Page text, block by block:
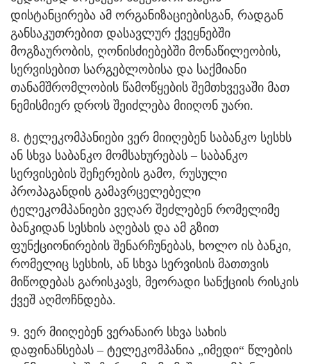
დისტანცირება ამ ორგანიზაციებისგან, რადგან
განსაკუთრებით დასავლურ ქვეყნებში
მოგზაურობის, ღონისძიებებში მონაწილეობის,
სერვისებით სარგებლობისა და საქმიანი
თანამშრომლობის წამოწყების შემთხვევაში მათ
ნემისმიერ დროს შეიძლება მიიღონ უარი.
8. ტელეკომპანიები ვერ მიიღებენ საბანკო სესხს
ან სხვა საბანკო მომსახურებას – საბანკო
სერვისების შეჩერების გამო, რუსული
პროპაგანდის გამავრცელებელი
ტელეკომპანიები ვეღარ შეძლებენ რომელიმე
ბანკიდან სესხის აღებას და ამ გზით
ფუნქციონირების შენარჩუნებას, ხოლო ის ბანკი,
რომელიც სესხის, ან სხვა სერვისის მათთვის
მიწოდებას გარისკავს, მეორადი სანქციის რისკის
ქვეშ აღმოჩნდება.
9. ვერ მიიღებენ ვერანაირ სხვა სახის
დაფინანსებას – ტელეკომპანია „იმედი“ წლების